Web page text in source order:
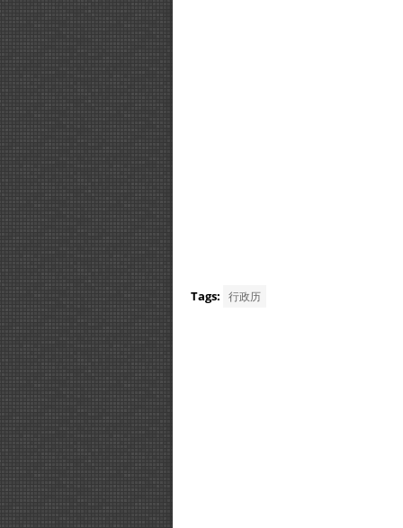
Tags: 行政历